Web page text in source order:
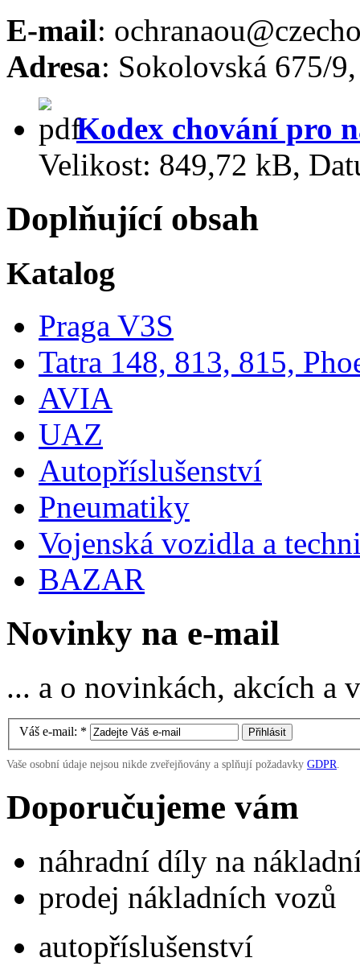
E-mail:
Adresa: Sokolovská 675/
Kodex chování pro
Velikost: 849,72 kB,
Doplňující obsah
Katalog
Praga V3S
Tatra 148, 813, 815,
AVIA
UAZ
Autopříslušenství
Pneumatiky
Vojenská vozidla a
BAZAR
Novinky na e-mail
... a o novinkách, akcích
Váš e-mail: *
Vaše osobní údaje nejsou nikde zveřejňovány a splňují požadavky GDPR.
Doporučujeme vám
náhradní díly na
prodej nákladních vozů
autopříslušenství